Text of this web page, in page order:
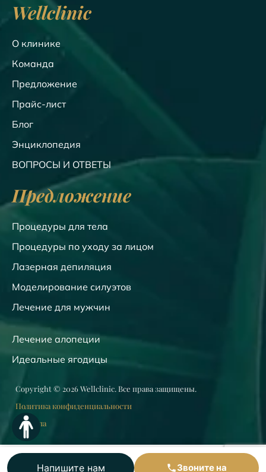
Wellclinic
О клинике
Команда
Предложение
Прайс-лист
Блог
Энциклопедия
ВОПРОСЫ И ОТВЕТЫ
Предложение
Процедуры для тела
Процедуры по уходу за лицом
Лазерная депиляция
Моделирование силуэтов
Лечение для мужчин
Лечение алопеции
Идеальные ягодицы
Copyright © 2026 Wellclinic. Все права защищены.
Политика конфиденциальности
Правила
Напишите нам Звоните на